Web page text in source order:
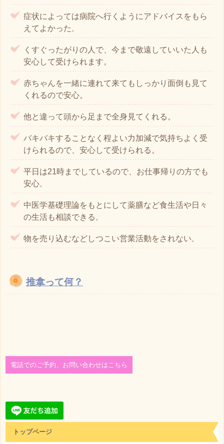
症状によっては病院へ行くようにアドバイスをもら
えてよかった 。
くすぐったがりの人で、今まで敬遠していいた人も
安心して受けられます。
赤ちゃんを一緒に連れて来てもしっかり面倒も見て
くれるので安心。
他と違って頭から足まで全身見てくれる。
バキバキすることなく程よい力加減で気持ちよく受
けられるので、安心して受けられる。
平日は21時までしているので、お仕事帰りの方でも
安心。
中医学基礎理論をもとにして薬膳など食生活や日々
の生活も相談できる 。
物を売り込むなどしつこい営業活動をされない。
推拿って何？
電話でのご予約、お問い合わせはこちら
トップページ